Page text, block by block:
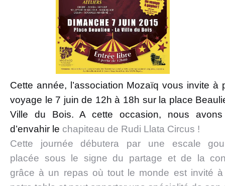
Cette année, l’association Mozaïq vous invite à
voyage le 7 juin de 12h à 18h sur la place
Ville du Bois. A cette occasion, nous avons
d’envahir le chapiteau de Rudi Llata Circus !
Cette journée débutera par une escale
placée sous le signe du partage et de la
grâce à un repas où tout le monde est invité